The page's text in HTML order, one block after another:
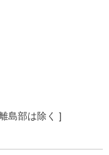
島部は除く